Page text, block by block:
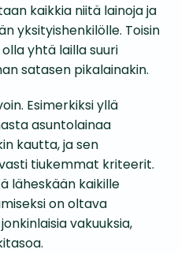
kaikkia niitä lainoja ja
yksityishenkilölle. Toisin
yhtä lailla suuri
satasen pikalainakin.
Esimerkiksi yllä
asuntolainaa
kautta, ja sen
tiukemmat kriteerit.
läheskään kaikille
on oltava
vakuuksia,